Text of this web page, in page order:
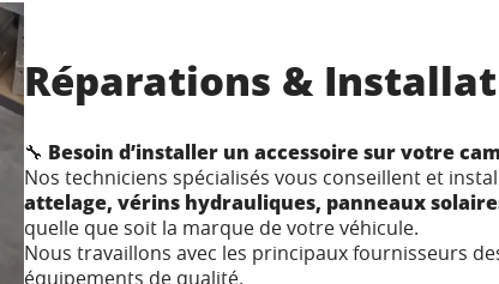
Réparations &
🔧 Besoin d’installer un accessoire sur votre
Nos techniciens spécialisés vous conseillent et
attelage, vérins hydrauliques, panneaux
quelle que soit la marque de votre véhicule.
Nous travaillons avec les principaux fournisseurs
équipements de qualité.